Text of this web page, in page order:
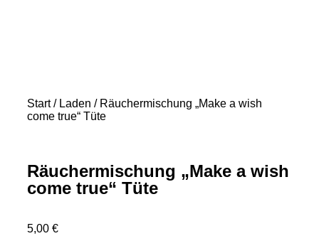
Start/ Laden / Räuchermischung „Make a wish
come true“ Tüte
Räuchermischung „Make a wish
come true“ Tüte
5,00 €